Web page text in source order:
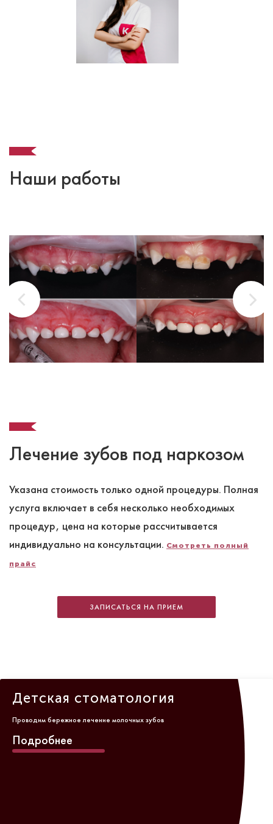
Наши работы
Лечение зубов под наркозом
Указана стоимость только одной процедуры. Полная
услуга включает в себя несколько необходимых
процедур, цена на которые рассчитывается
индивидуально на консультации. Смотреть полный
прайс
ЗАПИСАТЬСЯ НА ПРИЕМ
Детская стоматология
Проводим бережное лечение молочных зубов
Подробнее